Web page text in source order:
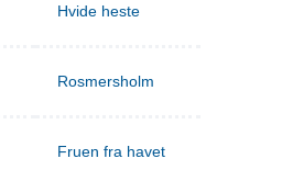
Hvide heste
Rosmersholm
Fruen fra havet